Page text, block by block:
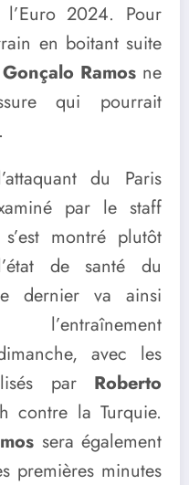
2024. Pour
en boitant suite
Gonçalo Ramosne
qui pourrait
du Paris
par le staff
montré plutôt
de santé du
dernier va ainsi
avec les
par Roberto
contre la Turquie.
sera également
premières minutes